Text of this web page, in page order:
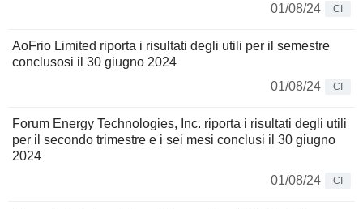
01/08/24
CI
AoFrio Limited riporta i risultati degli utili per il semestre
conclusosi il 30 giugno 2024
01/08/24
CI
Forum Energy Technologies, Inc. riporta i risultati degli utili
per il secondo trimestre e i sei mesi conclusi il 30 giugno
2024
01/08/24
CI